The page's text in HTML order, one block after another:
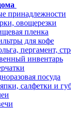
принадлежности
овощерезки
пленка
для кофе
пергамент,
инвентарь
посуда
салфетки и